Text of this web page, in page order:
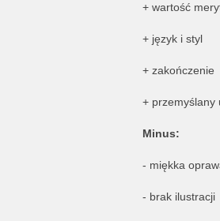
+ wartość
+ język i styl
+ zakończenie
+ przemyślany
Minus:
- miękka
- brak ilustracji